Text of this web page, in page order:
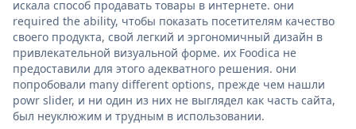
искала способ продавать товары в интернете. они
required the ability, чтобы показать посетителям качество
своего продукта, свой легкий и эргономичный дизайн в
привлекательной визуальной форме. их Foodica не
предоставили для этого адекватного решения. они
попробовали many different options, прежде чем нашли
powr slider, и ни один из них не выглядел как часть сайта,
был неуклюжим и трудным в использовании.